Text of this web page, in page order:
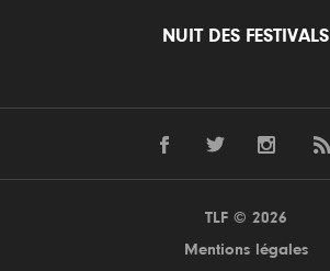
NUIT DES FESTIVALS
TLF © 2026
Mentions légales